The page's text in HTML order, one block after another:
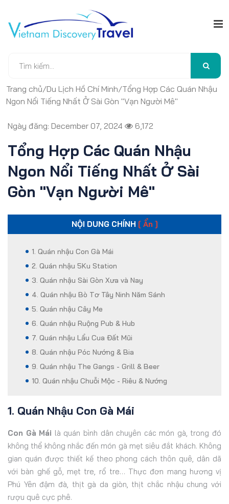
Trang chủ/Du Lịch Hồ Chí Minh/Tổng Hợp Các Quán Nhậu
Ngon Nổi Tiếng Nhất Ở Sài Gòn "Vạn Người Mê"
Ngày đăng: December 07, 2024 6,172
Tổng Hợp Các Quán Nhậu
Ngon Nổi Tiếng Nhất Ở Sài
Gòn "Vạn Người Mê"
NỘI DUNG CHÍNH [ Ẩn ]
1. Quán nhậu Con Gà Mái
2. Quán nhậu 5Ku Station
3. Quán nhậu Sài Gòn Xưa và Nay
4. Quán nhậu Bò Tơ Tây Ninh Năm Sánh
5. Quán nhậu Cây Me
6. Quán nhậu Ruộng Pub & Hub
7. Quán nhậu Lẩu Cua Đất Mũi
8. Quán nhậu Póc Nướng & Bia
9. Quán nhậu The Gangs - Grill & Beer
10. Quán nhậu Chuỗi Mộc - Riêu & Nướng
1. Quán Nhậu Con Gà Mái
Con Gà Mái là quán bình dân chuyên các món gà, trong đó
không thể không nhắc đến món gà mẹt siêu đắt khách. Không
gian quán được thiết kế theo phong cách thôn quê, dân dã
với bàn ghế gỗ, mẹt tre, rổ tre… Thực đơn mang hương vị
Phú Yên đậm đà, thịt gà da giòn, thịt chắc nhậu chung với
rượu quê cực phê.